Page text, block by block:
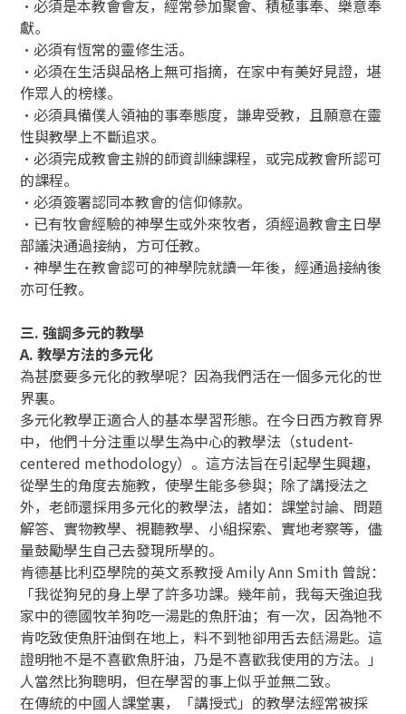
‧必須是本教會會友，經常參加聚會、積極事奉、樂意奉
獻。
‧必須有恆常的靈修生活。
‧必須在生活與品格上無可指摘，在家中有美好見證，堪
作眾人的榜樣。
‧必須具備僕人領袖的事奉態度，謙卑受教，且願意在靈
性與教學上不斷追求。
‧必須完成教會主辦的師資訓練課程，或完成教會所認可
的課程。
‧必須簽署認同本教會的信仰條款。
‧已有牧會經驗的神學生或外來牧者，須經過教會主日學
部議決通過接納，方可任教。
‧神學生在教會認可的神學院就讀一年後，經通過接納後
亦可任教。
三. 強調多元的教學
A. 教學方法的多元化
為甚麼要多元化的教學呢？因為我們活在一個多元化的世
界裏。
多元化教學正適合人的基本學習形態。在今日西方教育界
中，他們十分注重以學生為中心的教學法（student-
centered methodology）。這方法旨在引起學生興趣，
從學生的角度去施教，使學生能多參與；除了講授法之
外，老師還採用多元化的教學法，諸如：課堂討論、問題
解答、實物教學、視聽教學、小組探索、實地考察等，儘
量鼓勵學生自己去發現所學的。
肯德基比利亞學院的英文系教授 Amily Ann Smith 曾說：
「我從狗兒的身上學了許多功課。幾年前，我每天強迫我
家中的德國牧羊狗吃一湯匙的魚肝油；有一次，因為牠不
肯吃致使魚肝油倒在地上，料不到牠卻用舌去餂湯匙。這
證明牠不是不喜歡魚肝油，乃是不喜歡我使用的方法。」
人當然比狗聰明，但在學習的事上似乎並無二致。
在傳統的中國人課堂裏，「講授式」的教學法經常被採